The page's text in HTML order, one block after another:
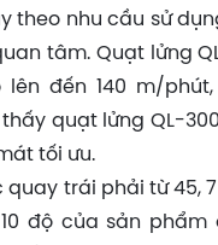
theo nhu cầu sử
tâm. Quạt lửng
đến 140 m/
quạt lửng QL-
tối ưu.
trái phải từ 45,
độ của sản phẩm